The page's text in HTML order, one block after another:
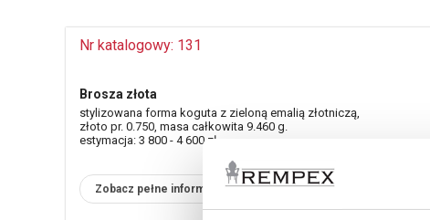
Nr katalogowy: 131
Brosza złota
stylizowana forma koguta z zieloną emalią złotniczą,
złoto pr. 0.750, masa całkowita 9.460 g.
estymacja: 3 800 - 4 600 zł
Zobacz pełne informacje